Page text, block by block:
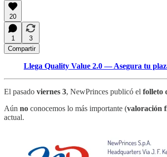
20
1
3
Compartir
Llega Quality Value 2.0 — Asegura tu
El pasado viernes 3, NewPrinces publicó el folleto
Aún no conocemos lo más importante (valoración
actual.